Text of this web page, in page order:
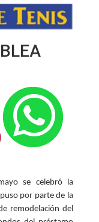
se celebró la
por parte de la
remodelación del